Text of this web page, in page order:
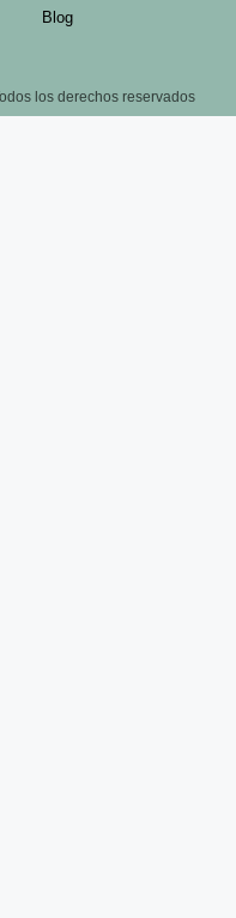
Blog
los derechos reservados